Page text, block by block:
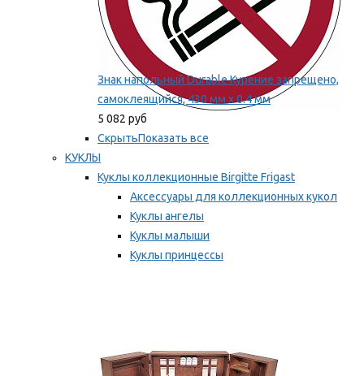
Знак напольный Durable Курение запрещено,
самоклеящийся, 430 мм х 0.4 мм
5 082 руб
СкрытьПоказать все
КУКЛЫ
Куклы коллекционные Birgitte Frigast
Аксессуары для коллекционных кукол
Куклы ангелы
Куклы малыши
Куклы принцессы